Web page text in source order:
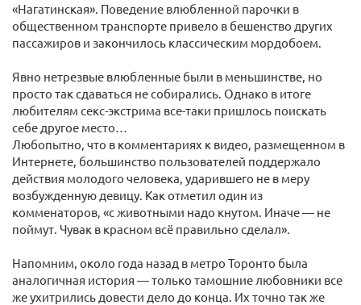
«Нагатинская». Поведение влюбленной парочки в
общественном транспорте привело в бешенство других
пассажиров и закончилось классическим мордобоем.
Явно нетрезвые влюбленные были в меньшинстве, но
просто так сдаваться не собирались. Однако в итоге
любителям секс-экстрима все-таки пришлось поискать
себе другое место…
Любопытно, что в комментариях к видео, размещенном в
Интернете, большинство пользователей поддержало
действия молодого человека, ударившего не в меру
возбужденную девицу. Как отметил один из
комменаторов, «с животными надо кнутом. Иначе — не
поймут. Чувак в красном всё правильно сделал».
Напомним, около года назад в метро Торонто была
аналогичная история — только тамошние любовники все
же ухитрились довести дело до конца. Их точно так же